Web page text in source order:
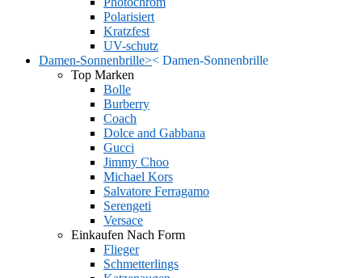
Polarisiert
Kratzfest
UV-schutz
Damen-Sonnenbrille>< Damen-Sonnenbrille
Top Marken
Bolle
Burberry
Coach
Dolce and Gabbana
Gucci
Jimmy Choo
Michael Kors
Salvatore Ferragamo
Serengeti
Versace
Einkaufen Nach Form
Flieger
Schmetterlings